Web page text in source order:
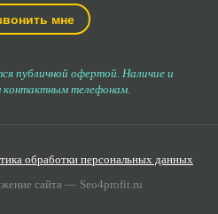
мне
публичной офертой. Наличие и
телефонам.
обработки персональных данных
сайта — Seo4profit.ru